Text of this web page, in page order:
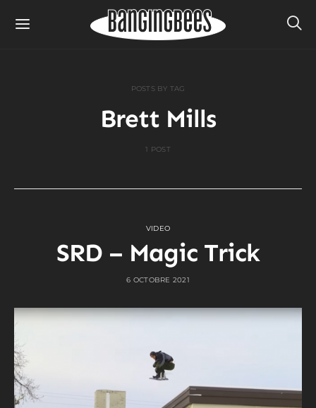
POSTS BY TAG
Brett Mills
1 POST
VIDEO
SRD – Magic Trick
6 OCTOBRE 2021